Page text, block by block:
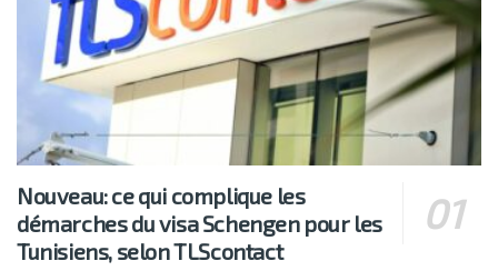
Nouveau: ce qui complique les
démarches du visa Schengen pour les
Tunisiens, selon TLScontact